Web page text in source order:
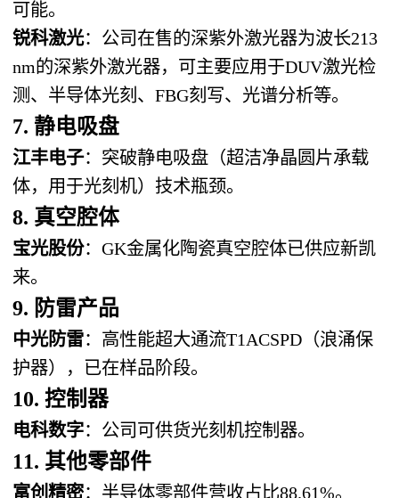
可能。
锐科激光：公司在售的深紫外激光器为波长213
nm的深紫外激光器，可主要应用于DUV激光检
测、半导体光刻、FBG刻写、光谱分析等。
7. 静电吸盘
江丰电子：突破静电吸盘（超洁净晶圆片承载
体，用于光刻机）技术瓶颈。
8. 真空腔体
宝光股份：GK金属化陶瓷真空腔体已供应新凯
来。
9. 防雷产品
中光防雷：高性能超大通流T1ACSPD（浪涌保
护器），已在样品阶段。
10. 控制器
电科数字：公司可供货光刻机控制器。
11. 其他零部件
富创精密：半导体零部件营收占比88.61%。